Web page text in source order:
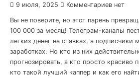
9 июля, 2025 Комментариев нет
Вы не поверите, но этот парень
100 000 за месяц! Телеграм-каналы
легких денег на ставках, а подписчики
заработках. Но кто из них
прогнозировать, а кто просто красиво
кто такой лучший каппер и как его